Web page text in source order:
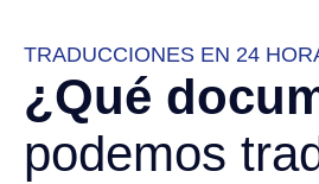
TRADUCCIONES EN 24
¿Qué
podemos